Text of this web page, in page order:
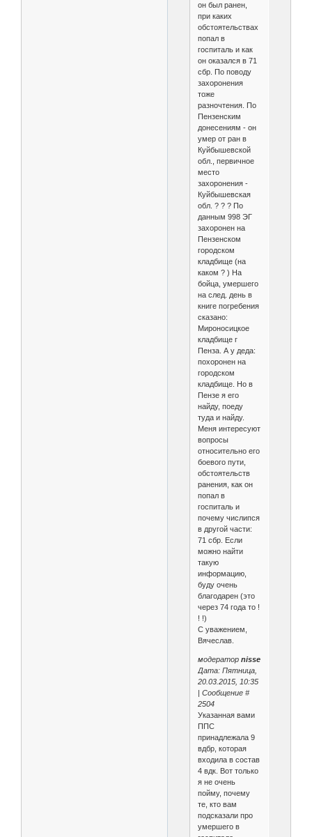
он был ранен,
при каких
обстоятельствах
попал в
госпиталь и как
он оказался в 71
сбр. По поводу
захоронения
тоже
разночтения. По
Пензенским
донесениям - он
умер от ран в
Куйбышевской
обл., первичное
место
захоронения -
Куйбышевская
обл. ? ? ? По
данным 998 ЭГ
захоронен на
Пензенском
городском
кладбище (на
каком ? ) На
бойца, умершего
на след. день в
книге погребения
сказано:
Мироносицкое
кладбище г
Пенза. А у деда:
похоронен на
городском
кладбище. Но в
Пензе я его
найду, поеду
туда и найду.
Меня интересуют
вопросы
относительно его
боевого пути,
обстоятельств
ранения, как он
попал в
госпиталь и
почему числипся
в другой части:
71 сбр. Если
можно найти
такую
информацию,
буду очень
благодарен (это
через 74 года то !
! !)
С уважением,
Вячеслав.
модератор nisse
Дата: Пятница,
20.03.2015, 10:35
| Сообщение #
2504
Указанная вами
ППС
принадлежала 9
вдбр, которая
входила в состав
4 вдк. Вот только
я не очень
пойму, почему
те, кто вам
подсказали про
умершего в